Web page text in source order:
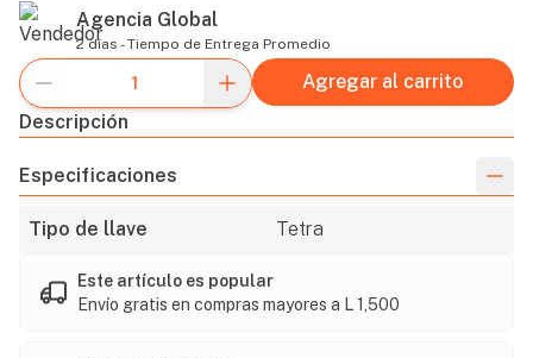
Agencia Global
2 días - Tiempo de Entrega Promedio
Agregar al carrito
Descripción
Especificaciones
Tipo de llave Tetra
Este artículo es popular
Envío gratis en compras mayores a L 1,500